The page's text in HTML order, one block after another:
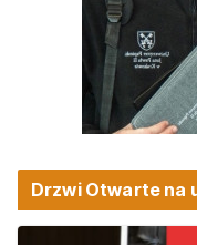
Drzwi Otwarte na